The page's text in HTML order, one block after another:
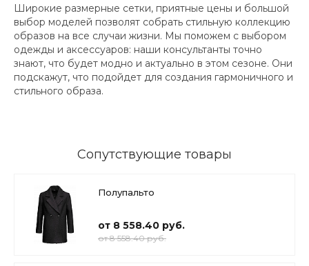
Широкие размерные сетки, приятные цены и большой
выбор моделей позволят собрать стильную коллекцию
образов на все случаи жизни. Мы поможем с выбором
одежды и аксессуаров: наши консультанты точно
знают, что будет модно и актуально в этом сезоне. Они
подскажут, что подойдет для создания гармоничного и
стильного образа.
Сопутствующие товары
Полупальто
от 8 558.40 руб.
от 8 558.40 руб.